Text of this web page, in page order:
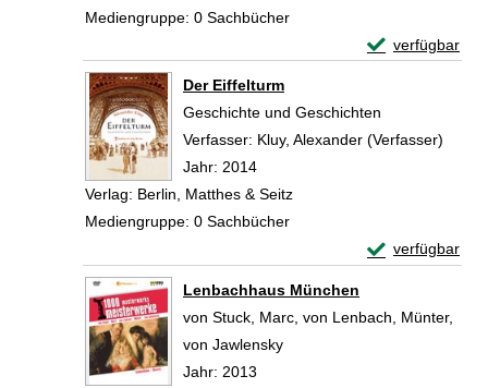
Mediengruppe: 0 Sachbücher
verfügbar
Exemplar-
Der Eiffelturm
Geschichte und Geschichten
Verfasser: Kluy, Alexander (Verfasser)
Jahr: 2014
Verlag: Berlin, Matthes & Seitz
Mediengruppe: 0 Sachbücher
verfügbar
Exemplar-
Lenbachhaus München
von Stuck, Marc, von Lenbach, Münter,
von Jawlensky
Suche nach diesem Verfasser
Jahr: 2013